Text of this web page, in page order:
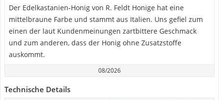
Der Edelkastanien-Honig von R. Feldt Honige hat eine
mittelbraune Farbe und stammt aus Italien. Uns gefiel zum
einen der laut Kundenmeinungen zartbittere Geschmack
und zum anderen, dass der Honig ohne Zusatzstoffe
auskommt.
08/2026
Technische Details